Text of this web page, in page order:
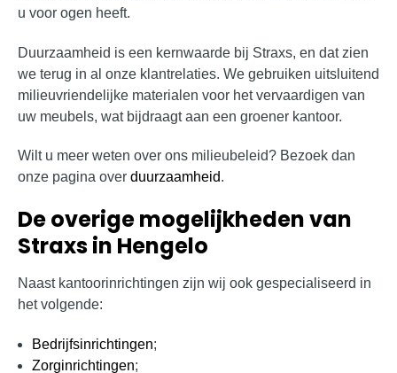
u voor ogen heeft.
Duurzaamheid is een kernwaarde bij Straxs, en dat zien
we terug in al onze klantrelaties. We gebruiken uitsluitend
milieuvriendelijke materialen voor het vervaardigen van
uw meubels, wat bijdraagt aan een groener kantoor.
Wilt u meer weten over ons milieubeleid? Bezoek dan
onze pagina over duurzaamheid.
De overige mogelijkheden van
Straxs in Hengelo
Naast kantoorinrichtingen zijn wij ook gespecialiseerd in
het volgende:
Bedrijfsinrichtingen;
Zorginrichtingen;